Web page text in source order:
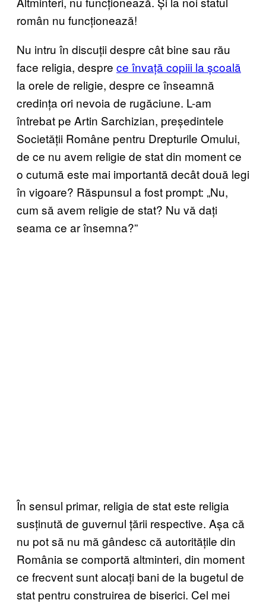
român nu funcționează!
Nu intru în discuții despre cât bine sau rău
face religia, despre ce învață copiii la școală
la orele de religie, despre ce înseamnă
credința ori nevoia de rugăciune. L-am
întrebat pe Artin Sarchizian, președintele
Societății Române pentru Drepturile Omului,
de ce nu avem religie de stat din moment ce
o cutumă este mai importantă decât două legi
în vigoare? Răspunsul a fost prompt: „Nu,
cum să avem religie de stat? Nu vă dați
seama ce ar însemna?”
În sensul primar, religia de stat este religia
susținută de guvernul țării respective. Așa că
nu pot să nu mă gândesc că autoritățile din
România se comportă altminteri, din moment
ce frecvent sunt alocați bani de la bugetul de
stat pentru construirea de biserici. Cel mei